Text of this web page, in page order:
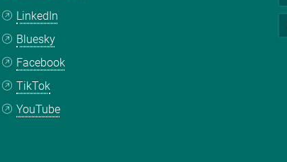
LinkedIn
Bluesky
Facebook
TikTok
YouTube